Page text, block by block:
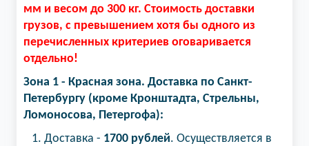
мм и весом до 300 кг. Стоимость доставки
грузов, с превышением хотя бы одного из
перечисленных критериев оговаривается
отдельно!
Зона 1 - Красная зона. Доставка по Санкт-
Петербургу (кроме Кронштадта, Стрельны,
Ломоносова, Петергофа):
Доставка - 1700 рублей. Осуществляется в